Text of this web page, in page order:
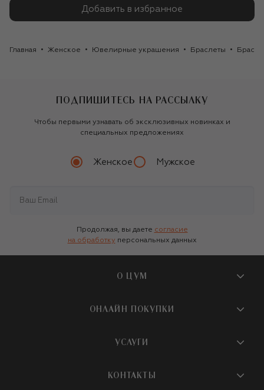
Добавить в избранное
Главная Женское Ювелирные украшения Браслеты
ПОДПИШИТЕСЬ НА РАССЫЛКУ
Чтобы первыми узнавать об эксклюзивных новинках и
специальных предложениях
Женское Мужское
Продолжая, вы даете согласие
на обработку персональных данных
О ЦУМ
О магазине
Бутики и ПВЗ ЦУМ
ОНЛАЙН ПОКУПКИ
Доставка
УСЛУГИ
КОНТАКТЫ